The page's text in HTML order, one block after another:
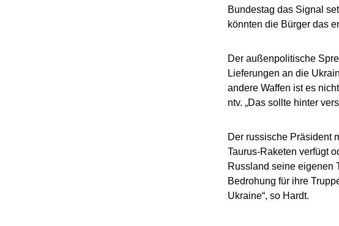
Bundestag das Signal
könnten die Bürger das
Der außenpolitische
Lieferungen an die
andere Waffen ist es
ntv. „Das sollte hinter
Der russische Präsident
Taurus-Raketen verfügt
Russland seine eigenen
Bedrohung für ihre
Ukraine“, so Hardt.